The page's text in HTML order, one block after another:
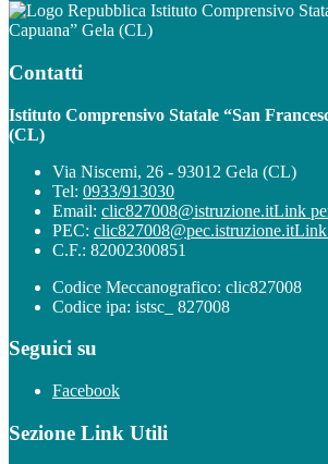
Istituto Comprensivo
Capuana” Gela (CL)
Contatti
Istituto Comprensivo Statale “San
(CL)
Via Niscemi, 26 - 93012 Gela (CL)
Tel: 0933/913030
Email: clic827008@istruzione.itLink
PEC: clic827008@pec.istruzione.itLink
C.F.: 82002300851
Codice Meccanografico: clic827008
Codice ipa: istsc_ 827008
Seguici su
Facebook
Sezione Link Utili